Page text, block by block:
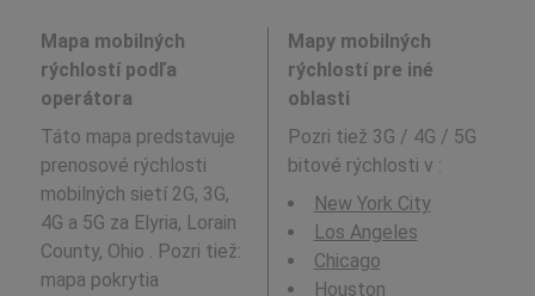
Mapa mobilných
rýchlostí podľa
operátora
Táto mapa predstavuje
prenosové rýchlosti
mobilných sietí 2G, 3G,
4G a 5G za Elyria, Lorain
County, Ohio . Pozri tiež:
mapa pokrytia
Mapy mobilných
rýchlostí pre iné
oblasti
Pozri tiež 3G / 4G / 5G
bitové rýchlosti v :
New York City
Los Angeles
Chicago
Houston